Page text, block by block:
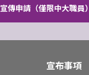
宣傳申請（僅限中大職員）
宣布事項